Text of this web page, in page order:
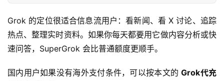
Grok 的定位很适合信息流用户：看新闻、看 X 讨论、追踪
热点、整理实时资料。如果你每天都要用它做内容分析或快
速问答，SuperGrok 会比普通额度更顺手。
国内用户如果没有海外支付条件，可以按本文的 Grok代充